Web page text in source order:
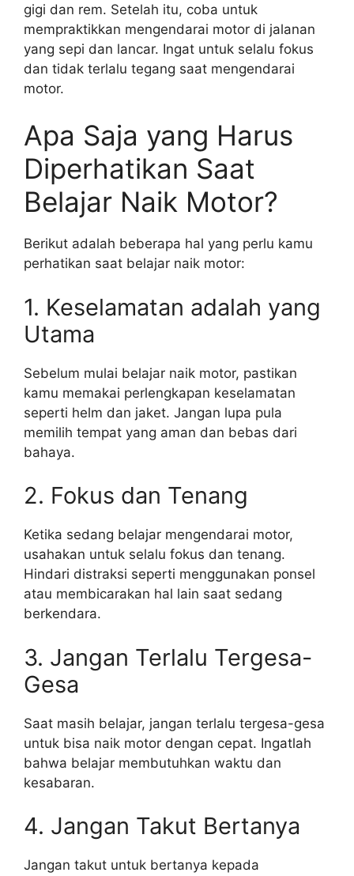
gigi dan rem. Setelah itu, coba untuk
mempraktikkan mengendarai motor di jalanan
yang sepi dan lancar. Ingat untuk selalu fokus
dan tidak terlalu tegang saat mengendarai
motor.
Apa Saja yang Harus
Diperhatikan Saat
Belajar Naik Motor?
Berikut adalah beberapa hal yang perlu kamu
perhatikan saat belajar naik motor:
1. Keselamatan adalah yang
Utama
Sebelum mulai belajar naik motor, pastikan
kamu memakai perlengkapan keselamatan
seperti helm dan jaket. Jangan lupa pula
memilih tempat yang aman dan bebas dari
bahaya.
2. Fokus dan Tenang
Ketika sedang belajar mengendarai motor,
usahakan untuk selalu fokus dan tenang.
Hindari distraksi seperti menggunakan ponsel
atau membicarakan hal lain saat sedang
berkendara.
3. Jangan Terlalu Tergesa-
Gesa
Saat masih belajar, jangan terlalu tergesa-gesa
untuk bisa naik motor dengan cepat. Ingatlah
bahwa belajar membutuhkan waktu dan
kesabaran.
4. Jangan Takut Bertanya
Jangan takut untuk bertanya kepada